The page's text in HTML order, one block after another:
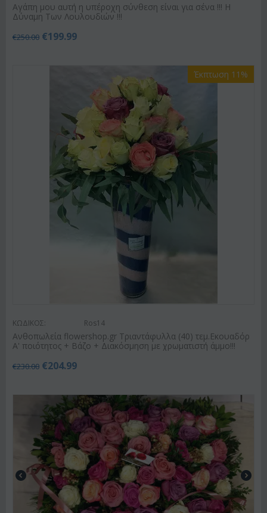
Αγάπη μου αυτή η υπέροχη σύνθεση είναι για σένα !!! Η
Δύναμη Των Λουλουδιών !!!
€250.00 €199.99
Έκπτωση 11%
ΚΩΔΙΚΟΣ: Ros14
Ανθοπωλεία flowershop.gr Τριαντάφυλλα (40) τεμ.Εκουαδόρ
Α' ποιότητος + Βάζο + Διακόσμηση με χρωματιστή άμμο!!!
€230.00 €204.99